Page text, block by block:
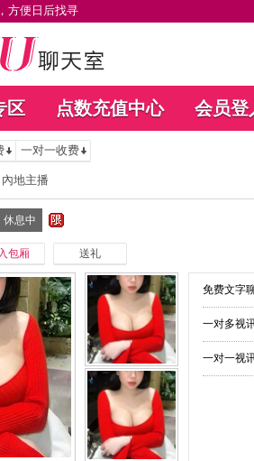
，方便日后找寻
区 点数充值中心 会员登
一对一收费
內地主播
休息中
包厢 送礼
免费文字
一对多视
一对一视